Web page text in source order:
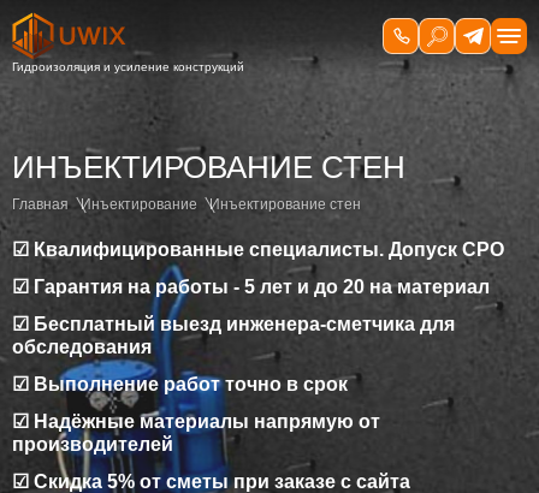
ИНЪЕКТИРОВАНИЕ СТЕН
Главная Инъектирование Инъектирование стен
☑ Квалифицированные специалисты. Допуск СРО
☑ Гарантия на работы - 5 лет и до 20 на материал
☑ Бесплатный выезд инженера-сметчика для
обследования
☑ Выполнение работ точно в срок
☑ Надёжные материалы напрямую от
производителей
☑ Скидка 5% от сметы при заказе с сайта